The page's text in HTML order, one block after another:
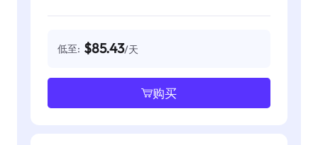
低至: $85.43/天
购买